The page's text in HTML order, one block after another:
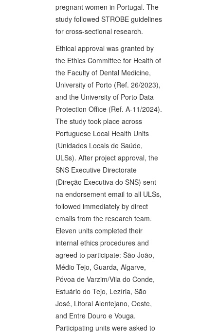
pregnant women in Portugal. The
study followed STROBE guidelines
for cross-sectional research.
Ethical approval was granted by
the Ethics Committee for Health of
the Faculty of Dental Medicine,
University of Porto (Ref. 26/2023),
and the University of Porto Data
Protection Office (Ref. A-11/2024).
The study took place across
Portuguese Local Health Units
(Unidades Locais de Saúde,
ULSs). After project approval, the
SNS Executive Directorate
(Direção Executiva do SNS) sent
na endorsement email to all ULSs,
followed immediately by direct
emails from the research team.
Eleven units completed their
internal ethics procedures and
agreed to participate: São João,
Médio Tejo, Guarda, Algarve,
Póvoa de Varzim/Vila do Conde,
Estuário do Tejo, Lezíria, São
José, Litoral Alentejano, Oeste,
and Entre Douro e Vouga.
Participating units were asked to